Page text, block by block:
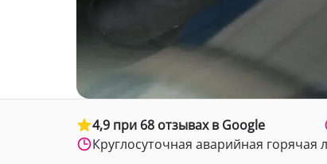
4,9 при 68 отзывах в Google
Круглосуточная аварийная горячая